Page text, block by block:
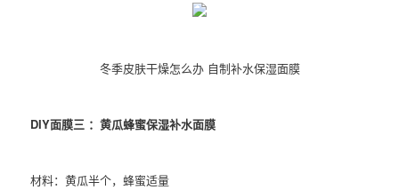
冬季皮肤干燥怎么办 自制补水保湿面膜
DIY面膜三 ：黄瓜蜂蜜保湿补水面膜
材料：黄瓜半个，蜂蜜适量